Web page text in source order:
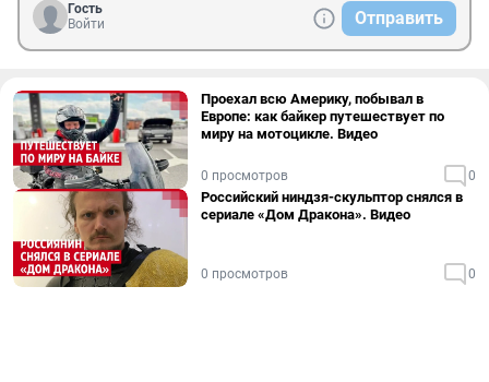
Гость
Войти
Отправить
Проехал всю Америку, побывал в
Европе: как байкер путешествует по
миру на мотоцикле. Видео
0 просмотров 0
Российский ниндзя-скульптор снялся в
сериале «Дом Дракона». Видео
0 просмотров 0